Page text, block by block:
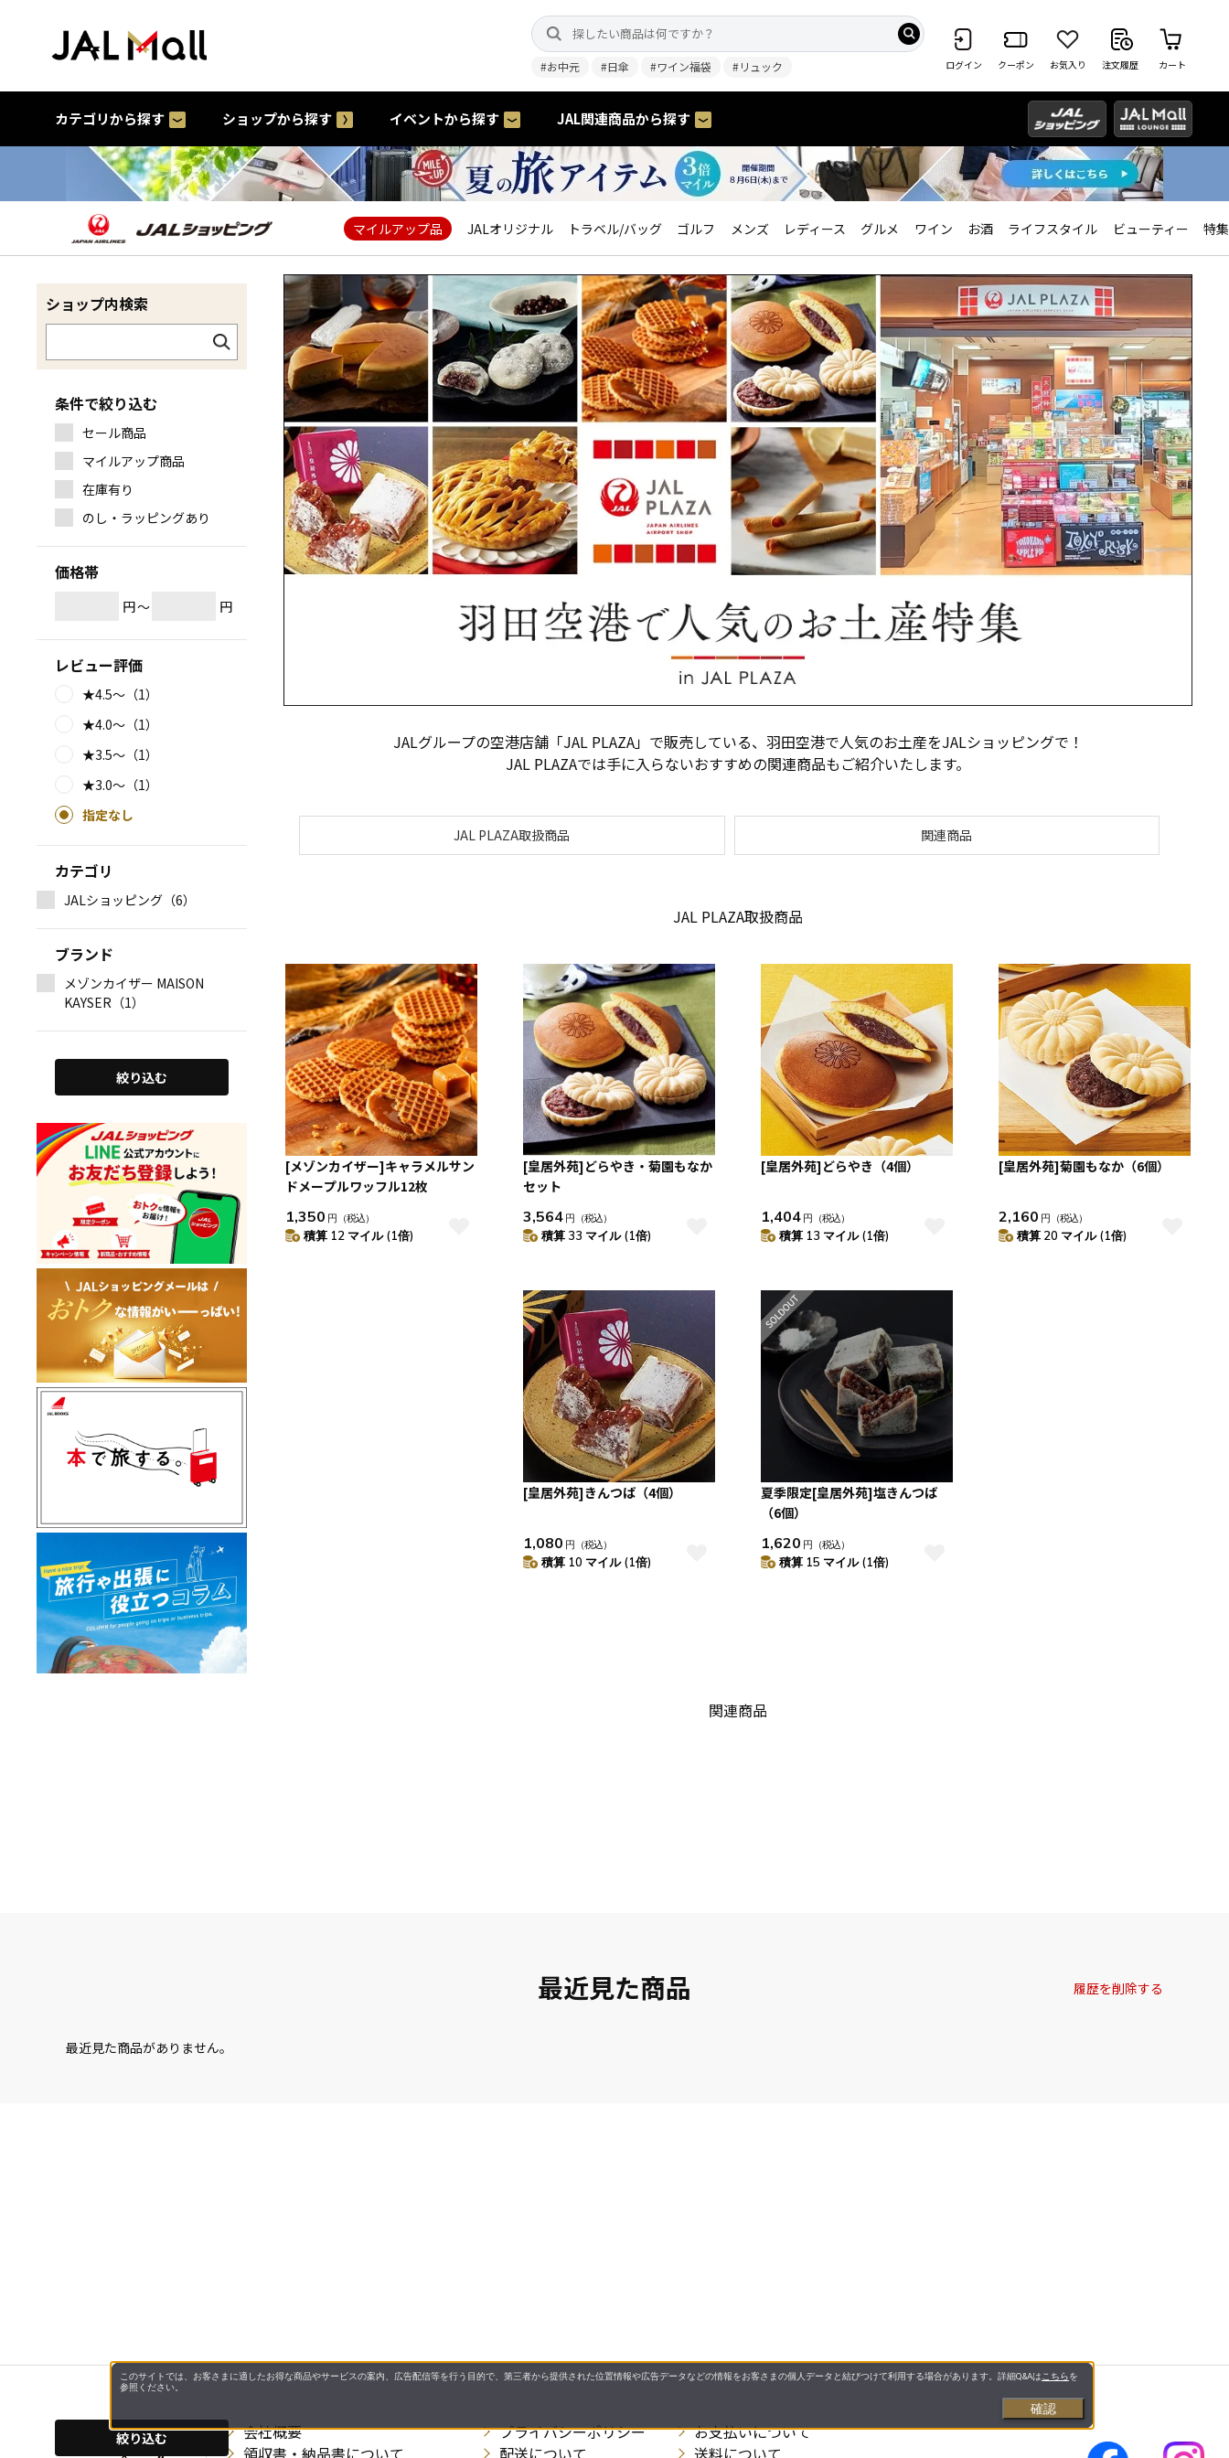
#お中元 #日傘 #ワイン福袋 #リュック ログイン クーポン お気入り 注文履歴 カート
カテゴリから探す ショップから探す イベントから探す JAL関連商品から探す
マイルアップ品 JALオリジナル トラベル/バッグ ゴルフ メンズ レディース グルメ ワイン お酒 ライフスタイル ビューティー 特集
ショップ内検索
絞り込む
マイルアップ商品
条件で絞り込む
セール商品
在庫有り
のし・ラッピングあり
価格帯
円～ 円
レビュー評価
★4.5～（1）
★4.0～（1）
★3.5～（1）
★3.0～（1）
指定なし
カテゴリ
JALショッピング（6）
ブランド
メゾンカイザー MAISON
KAYSER（1）
絞り込む
JALグループの空港店舗「JAL PLAZA」で販売している、羽田空港で人気のお土産をJALショッピングで！
JAL PLAZAでは手に入らないおすすめの関連商品もご紹介いたします。
JAL PLAZA取扱商品 関連商品
JAL PLAZA取扱商品
[メゾンカイザー]キャラメルサン
ドメープルワッフル12枚
1,350 円 （税込）
積算 12 マイル (1倍)
[皇居外苑]どらやき・菊園もなか
セット
3,564 円 （税込）
積算 33 マイル (1倍)
[皇居外苑]どらやき（4個）
1,404 円 （税込）
積算 13 マイル (1倍)
[皇居外苑]菊園もなか（6個）
2,160 円 （税込）
積算 20 マイル (1倍)
[皇居外苑]きんつば（4個）
1,080 円 （税込）
積算 10 マイル (1倍)
夏季限定[皇居外苑]塩きんつば
（6個）
1,620 円 （税込）
積算 15 マイル (1倍)
関連商品
最近見た商品
最近見た商品がありません。
履歴を削除する
会社概要 プライバシーポリシー
お支払いについて
領収書・納品書について
配送について 送料について
このサイトでは、お客さまに適したお得な商品やサービスの案内、広告配信等を行う目的で、第三者から提供された位置情報や広告データなどの情報をお客さまの個人データと結びつけて利用する場合があります。詳細Q&Aは こちらを
参照ください。
確認